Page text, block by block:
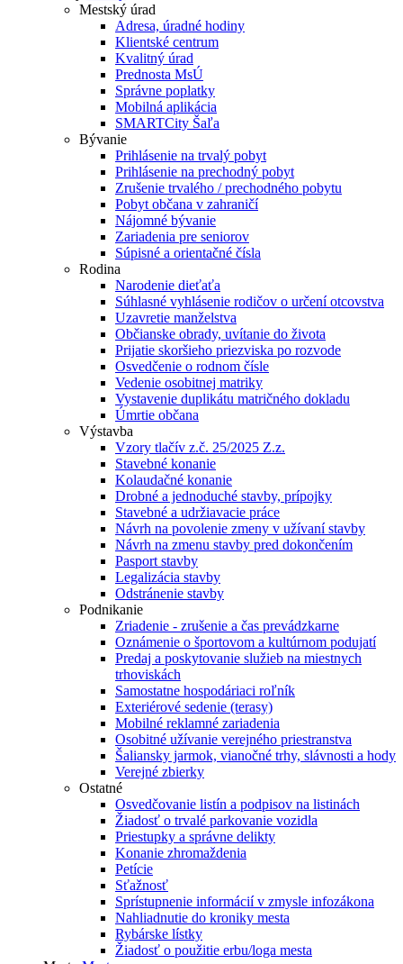
Mestský úrad
Adresa, úradné hodiny
Klientské centrum
Kvalitný úrad
Prednosta MsÚ
Správne poplatky
Mobilná aplikácia
SMARTCity Šaľa
Bývanie
Prihlásenie na trvalý pobyt
Prihlásenie na prechodný pobyt
Zrušenie trvalého / prechodného pobytu
Pobyt občana v zahraničí
Nájomné bývanie
Zariadenia pre seniorov
Súpisné a orientačné čísla
Rodina
Narodenie dieťaťa
Súhlasné vyhlásenie rodičov o určení otcovstva
Uzavretie manželstva
Občianske obrady, uvítanie do života
Prijatie skoršieho priezviska po rozvode
Osvedčenie o rodnom čísle
Vedenie osobitnej matriky
Vystavenie duplikátu matričného dokladu
Úmrtie občana
Výstavba
Vzory tlačív z.č. 25/2025 Z.z.
Stavebné konanie
Kolaudačné konanie
Drobné a jednoduché stavby, prípojky
Stavebné a udržiavacie práce
Návrh na povolenie zmeny v užívaní stavby
Návrh na zmenu stavby pred dokončením
Pasport stavby
Legalizácia stavby
Odstránenie stavby
Podnikanie
Zriadenie - zrušenie a čas prevádzkarne
Oznámenie o športovom a kultúrnom podujatí
Predaj a poskytovanie služieb na miestnych
trhoviskách
Samostatne hospodáriaci roľník
Exteriérové sedenie (terasy)
Mobilné reklamné zariadenia
Osobitné užívanie verejného priestranstva
Šaliansky jarmok, vianočné trhy, slávnosti a hody
Verejné zbierky
Ostatné
Osvedčovanie listín a podpisov na listinách
Žiadosť o trvalé parkovanie vozidla
Priestupky a správne delikty
Konanie zhromaždenia
Petície
Sťažnosť
Sprístupnenie informácií v zmysle infozákona
Nahliadnutie do kroniky mesta
Rybárske lístky
Žiadosť o použitie erbu/loga mesta